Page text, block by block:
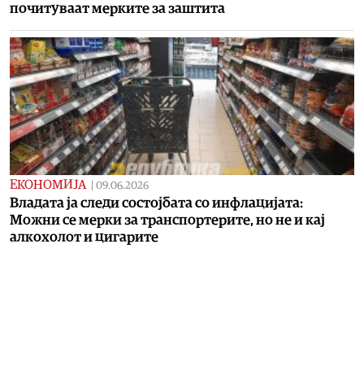
почитуваат мерките за заштита
ЕКОНОМИЈА 09.06.2026
Владата ја следи состојбата со инфлацијата:
Можни се мерки за транспортерите, но не и кај
алкохолот и цигарите